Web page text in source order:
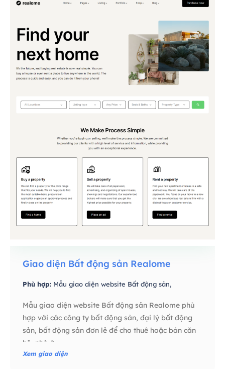
Giao diện Bất động sản Realome
Phù hợp: Mẫu giao diện website Bất động sản,
Mẫu giao diện website Bất động sản Realome phù
hợp với các công ty bất động sản, đại lý bất động
sản, bất động sản đơn lẻ để cho thuê hoặc bán căn
hộ, nhà ở,…
Xem giao diện